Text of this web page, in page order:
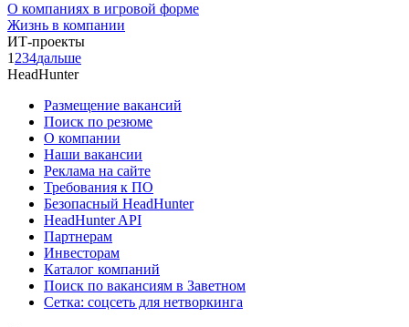
О компаниях в игровой форме
Жизнь в компании
ИТ-проекты
1 234дальше
HeadHunter
Размещение вакансий
Поиск по резюме
О компании
Наши вакансии
Реклама на сайте
Требования к ПО
Безопасный HeadHunter
HeadHunter API
Партнерам
Инвесторам
Каталог компаний
Поиск по вакансиям в Заветном
Сетка: соцсеть для нетворкинга